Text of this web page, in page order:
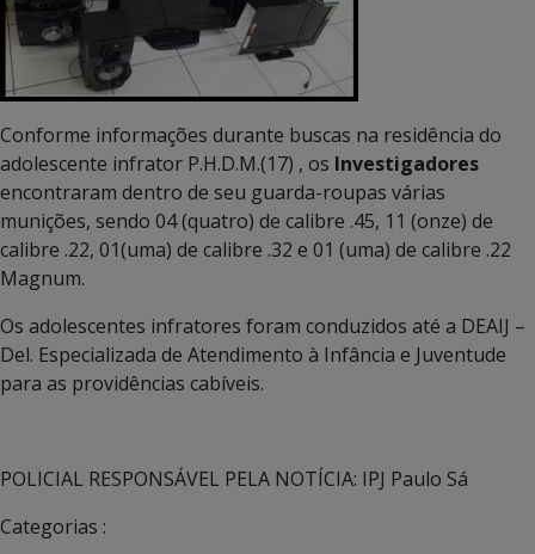
Conforme informações durante buscas na residência do
adolescente infrator P.H.D.M.(17) , os Investigadores
encontraram dentro de seu guarda-roupas várias
munições, sendo 04 (quatro) de calibre .45, 11 (onze) de
calibre .22, 01(uma) de calibre .32 e 01 (uma) de calibre .22
Magnum.
Os adolescentes infratores foram conduzidos até a DEAIJ –
Del. Especializada de Atendimento à Infância e Juventude
para as providências cabíveis.
POLICIAL RESPONSÁVEL PELA NOTÍCIA: IPJ Paulo Sá
Categorias :